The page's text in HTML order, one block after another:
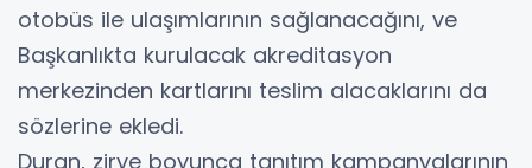
otobüs ile ulaşımlarının sağlanacağını, ve
Başkanlıkta kurulacak akreditasyon
merkezinden kartlarını teslim alacaklarını da
sözlerine ekledi.
Duran, zirve boyunca tanıtım kampanyalarının